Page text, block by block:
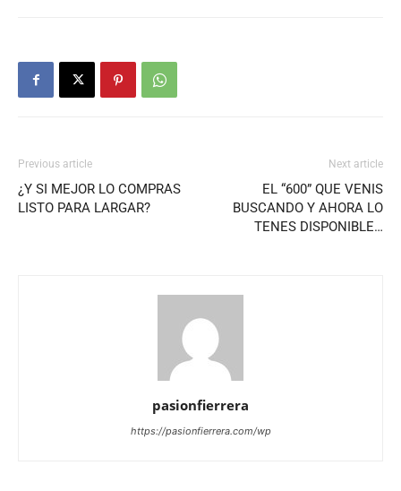
Previous article
¿Y SI MEJOR LO COMPRAS
LISTO PARA LARGAR?
Next article
EL “600” QUE VENIS
BUSCANDO Y AHORA LO
TENES DISPONIBLE…
pasionfierrera
https://pasionfierrera.com/wp